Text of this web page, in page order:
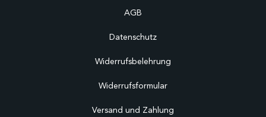
AGB
Datenschutz
Widerrufsbelehrung
Widerrufsformular
Versand und Zahlung